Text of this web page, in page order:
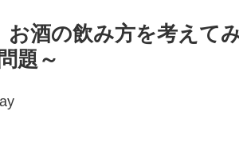
酒の飲み方を考えて
題～